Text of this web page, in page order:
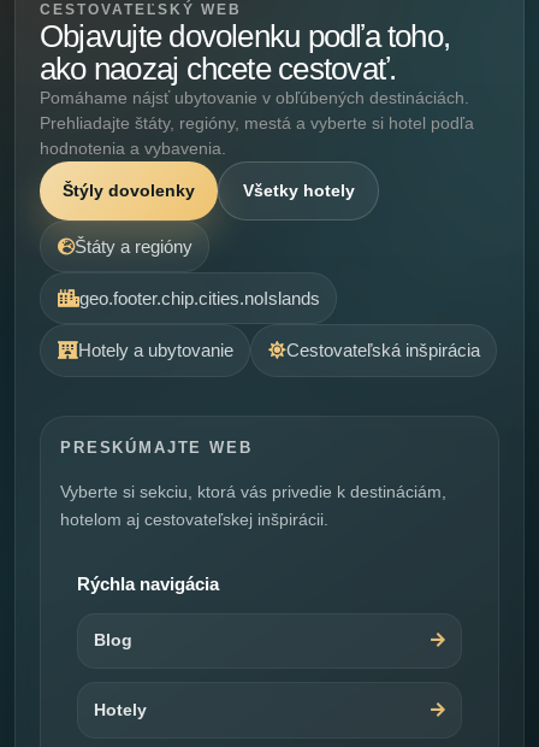
CESTOVATEĽSKÝ WEB
Objavujte dovolenku podľa toho,
ako naozaj chcete cestovať.
Pomáhame nájsť ubytovanie v obľúbených destináciách.
Prehliadajte štáty, regióny, mestá a vyberte si hotel podľa
hodnotenia a vybavenia.
Štýly dovolenky Všetky hotely
Štáty a regióny
geo.footer.chip.cities.noIslands
Hotely a ubytovanie Cestovateľská inšpirácia
PRESKÚMAJTE WEB
Vyberte si sekciu, ktorá vás privedie k destináciám,
hotelom aj cestovateľskej inšpirácii.
Rýchla navigácia
Blog
Hotely